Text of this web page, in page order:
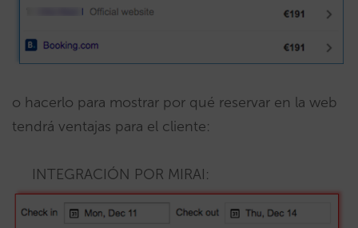
o hacerlo para mostrar por qué reservar en la web
tendrá ventajas para el cliente:
INTEGRACIÓN POR MIRAI: